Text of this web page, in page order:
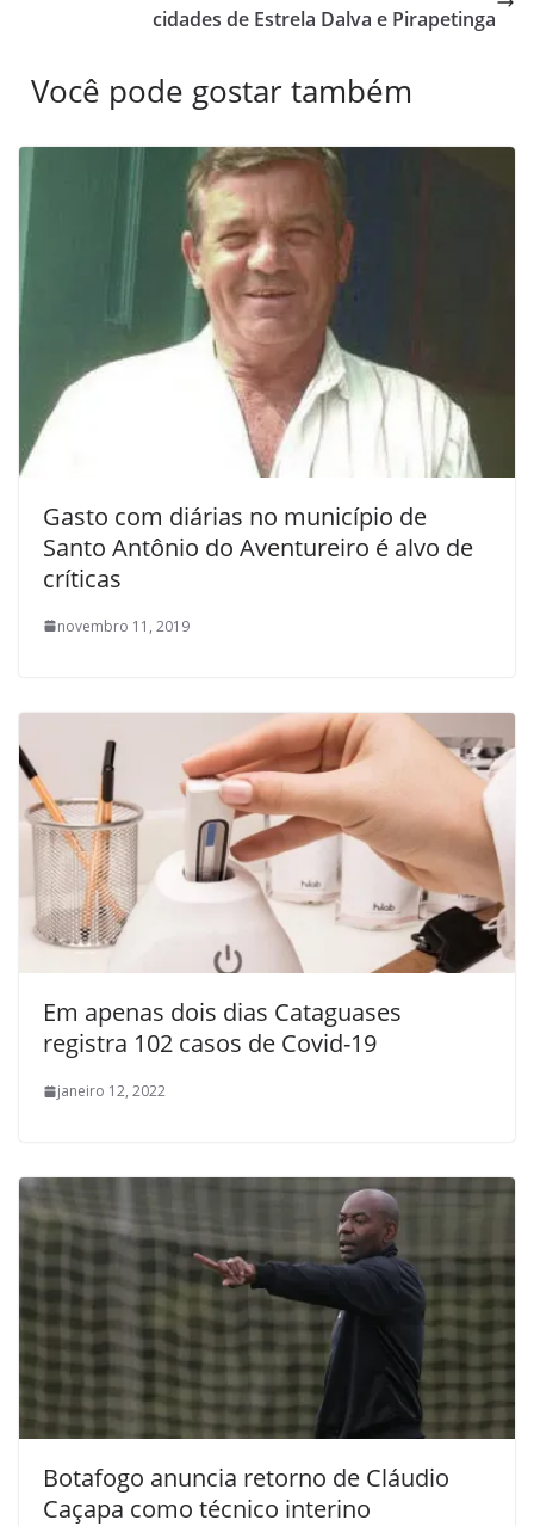
cidades de Estrela Dalva e Pirapetinga
Você pode gostar também
Gasto com diárias no município de
Santo Antônio do Aventureiro é alvo de
críticas
novembro 11, 2019
Em apenas dois dias Cataguases
registra 102 casos de Covid-19
janeiro 12, 2022
Botafogo anuncia retorno de Cláudio
Caçapa como técnico interino